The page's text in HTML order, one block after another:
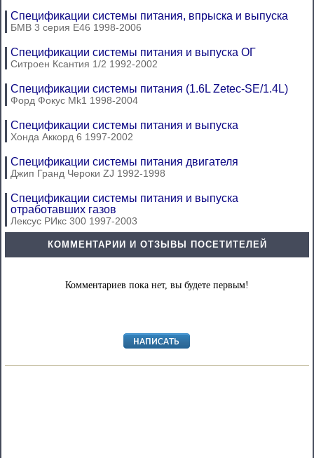
Спецификации системы питания, впрыска и выпуска
БМВ 3 серия Е46 1998-2006
Спецификации системы питания и выпуска ОГ
Ситроен Ксантия 1/2 1992-2002
Спецификации системы питания (1.6L Zetec-SE/1.4L)
Форд Фокус Mk1 1998-2004
Спецификации системы питания и выпуска
Хонда Аккорд 6 1997-2002
Спецификации системы питания двигателя
Джип Гранд Чероки ZJ 1992-1998
Спецификации системы питания и выпуска
отработавших газов
Лексус РИкс 300 1997-2003
КОММЕНТАРИИ И ОТЗЫВЫ ПОСЕТИТЕЛЕЙ
Комментариев пока нет, вы будете первым!